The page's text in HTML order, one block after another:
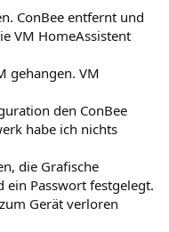
ConBee entfernt und
VM HomeAssistent
gehangen. VM
den ConBee
habe ich nichts
die Grafische
ein Passwort festgelegt.
Gerät verloren